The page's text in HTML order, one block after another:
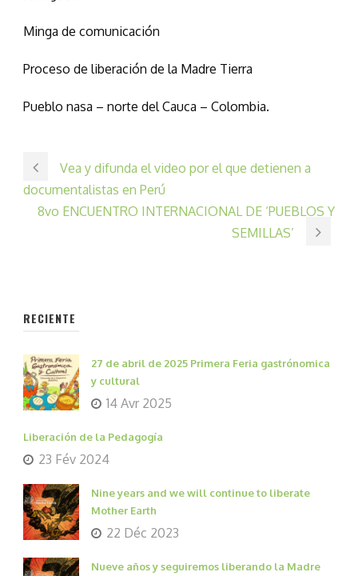
Minga de comunicación
Proceso de liberación de la Madre Tierra
Pueblo nasa – norte del Cauca – Colombia.
Vea y difunda el video por el que detienen a
documentalistas en Perú
8vo ENCUENTRO INTERNACIONAL DE ‘PUEBLOS Y
SEMILLAS’
RECIENTE
27 de abril de 2025 Primera Feria gastrónomica
y cultural
14 Avr 2025
Liberación de la Pedagogía
23 Fév 2024
Nine years and we will continue to liberate
Mother Earth
22 Déc 2023
Nueve años y seguiremos liberando la Madre